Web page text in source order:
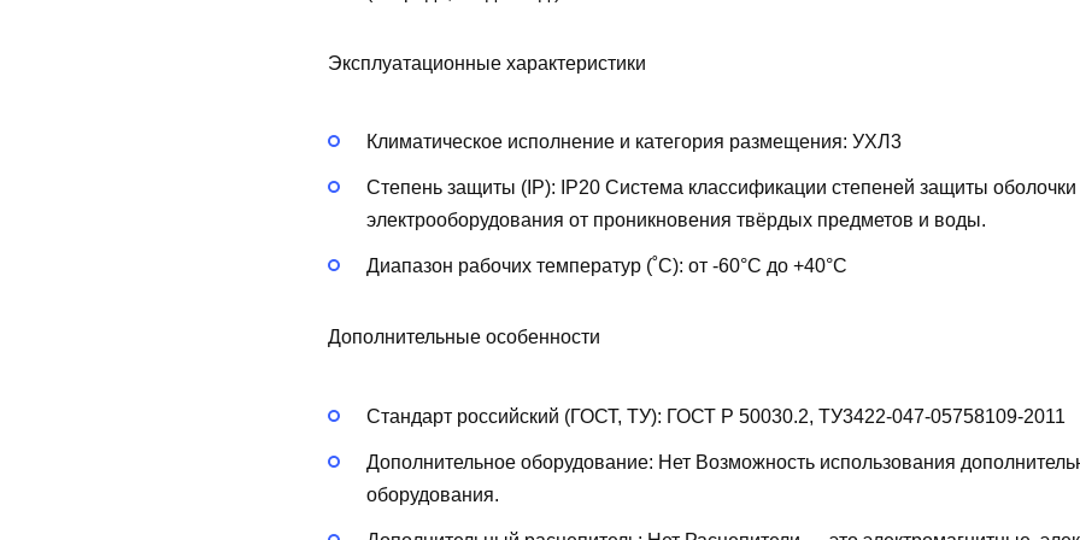
Эксплуатационные характеристики
Климатическое исполнение и категория размещения: УХЛ3
Степень защиты (IP): IP20 Система классификации степеней защиты оболочки
электрооборудования от проникновения твёрдых предметов и воды.
Диапазон рабочих температур (˚С): от -60°С до +40°С
Дополнительные особенности
Стандарт российский (ГОСТ, ТУ): ГОСТ Р 50030.2, ТУ3422-047-05758109-2011
Дополнительное оборудование: Нет Возможность использования
оборудования.